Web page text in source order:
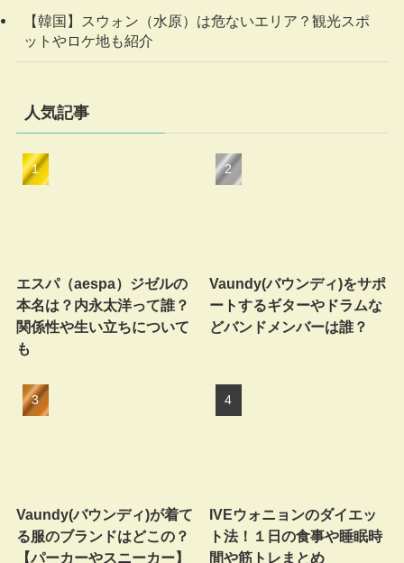
【韓国】スウォン（水原）は危ないエリア？観光スポ
ットやロケ地も紹介
人気記事
エスパ（aespa）ジゼルの
本名は？内永太洋って誰？
関係性や生い立ちについて
も
Vaundy(バウンディ)をサポ
ートするギターやドラムな
どバンドメンバーは誰？
Vaundy(バウンディ)が着て
る服のブランドはどこの？
【パーカーやスニーカー】
IVEウォニョンのダイエッ
ト法！１日の食事や睡眠時
間や筋トレまとめ